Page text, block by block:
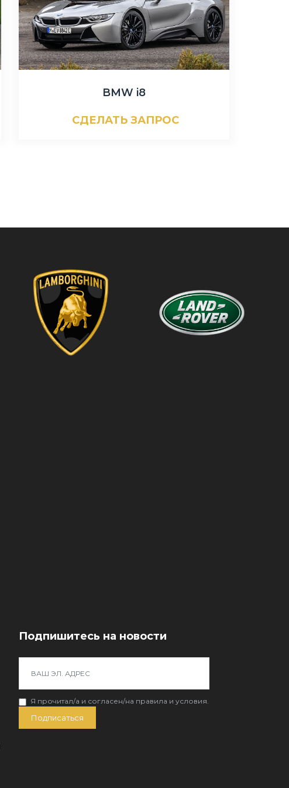
BMW i8
СДЕЛАТЬ ЗАПРОС
Подпишитесь на новости
Я прочитал/a и согласен/на правила и условия.
Подписаться